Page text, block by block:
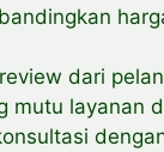
dari
layanan